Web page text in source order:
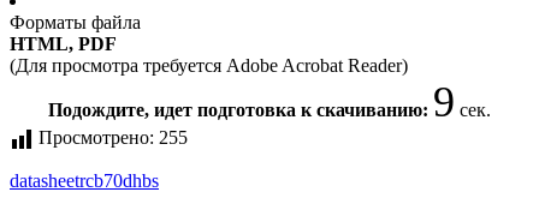
Форматы файла
HTML, PDF
(Для просмотра требуется Adobe Acrobat Reader)
Подождите, идет подготовка к скачиванию: 9 сек.
Просмотрено: 255
datasheetrcb70dhbs